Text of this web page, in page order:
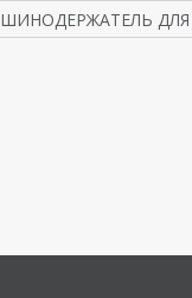
ШИНОДЕРЖАТЕЛЬ ДЛЯ